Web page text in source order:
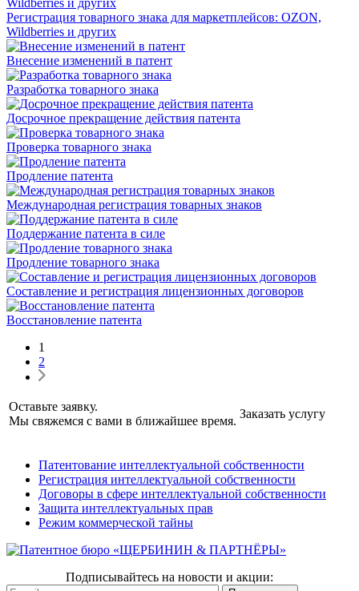
Регистрация товарного знака для маркетплейсов: OZON,
Wildberries и других
Внесение изменений в патент
Разработка товарного знака
Досрочное прекращение действия патента
Проверка товарного знака
Продление патента
Международная регистрация товарных знаков
Поддержание патента в силе
Продление товарного знака
Составление и регистрация лицензионных договоров
Восстановление патента
1
2
Оставьте заявку.
Мы свяжемся с вами в ближайшее время.
Заказать услугу
Патентование интеллектуальной собственности
Регистрация интеллектуальной собственности
Договоры в сфере интеллектуальной собственности
Защита интеллектуальных прав
Режим коммерческой тайны
Подписывайтесь на новости и акции: